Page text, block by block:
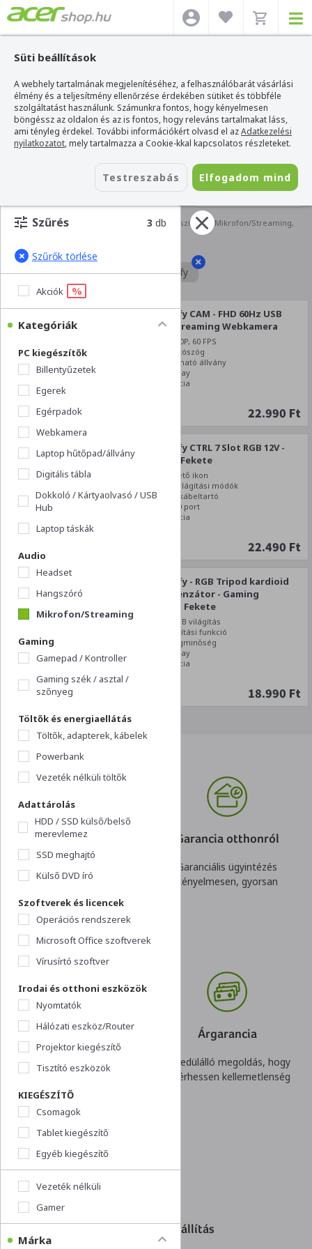
Süti beállítások
A webhely tartalmának megjelenítéséhez, a felhasználóbarát vásárlási
élmény és a teljesítmény ellenőrzése érdekében sütiket és többféle
szolgáltatást használunk. Számunkra fontos, hogy kényelmesen
böngéssz az oldalon és az is fontos, hogy releváns tartalmakat láss,
ami tényleg érdekel. További információkért olvasd el azAdatkezelési
nyilatkozatot, mely tartalmazza a Cookie-kkal kapcsolatos részleteket.
Testreszabás
Elfogadom mind
Acer webshop>
Keresés kiegészítőkre: Mikrofon/Streaming,
Szűrés 3 db
Szűrők törlése
Akciók %
Kategóriák
PC kiegészítők
Billentyűzetek
Egerek
Egérpadok
Webkamera
Laptop hűtőpad/állvány
Digitális tábla
Dokkoló / Kártyaolvasó / USB
Hub
Laptop táskák
Audio
Headset
Hangszóró
Mikrofon/Streaming
Gaming
Gamepad / Kontroller
Gaming szék / asztal /
szőnyeg
Töltők és energiaellátás
Töltők, adapterek, kábelek
Powerbank
Vezeték nélküli töltők
Adattárolás
HDD / SSD külső/belső
merevlemez
SSD meghajtó
Külső DVD író
Szoftverek és licencek
Operációs rendszerek
Microsoft Office szoftverek
Vírusírtó szoftver
Irodai és otthoni eszközök
Nyomtatók
Hálózati eszköz/Router
Projektor kiegészítő
Tisztító eszközök
KIEGÉSZÍTŐ
Csomagok
Tablet kiegészítő
Egyéb kiegészítő
Vezeték nélküli
Gamer
Márka
Ezekre szűrtél:
Mikrofon/Streaming
Streamplify
Streamplify CAM - FHD 60Hz USB
Type A - Streaming Webkamera
Full HD 1080P, 60 FPS
90 fokos látószög
Összecsukható állvány
Plug and Play
2 év garancia
22.990 Ft
Streamplify CTRL 7 Slot RGB 12V -
USB HUB - Fekete
16 cserélhető ikon
RGB, LED Világítási módók
Rugalmas kábeltartó
Hat USB 3.0 port
2 év garancia
22.490 Ft
Streamplify - RGB Tripod kardioid
USB kondenzátor - Gaming
Mikrofon - Fekete
Stílusos RGB világítás
Gyors némítási funkció
Kiváló hangminőség
Plug and Play
2 év garancia
18.990 Ft
Online hitel
igénylés,
rugalmas konstrukció
Garancia otthonról
Garanciális ügyintézés
kényelmesen, gyorsan
Visszavásárlási
garancia
Nincs kockázata egy gyors
döntésnek. Akár cégeknek
Árgarancia
Egyedülálló megoldás, hogy
ne érhessen kellemetlenség
Akár 1 napos szállítás